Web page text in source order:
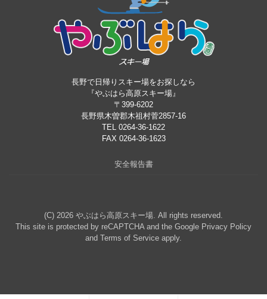
長野で日帰りスキー場をお探しなら
『やぶはら高原スキー場』
〒399-6202
長野県木曽郡木祖村菅2857-16
TEL 0264-36-1622
FAX 0264-36-1623
安全報告書
(C) 2026 やぶはら高原スキー場 . All rights reserved.
This site is protected by reCAPTCHA and the Google Privacy Policy
and Terms of Service apply.